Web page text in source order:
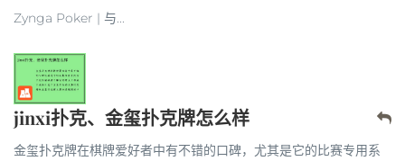
Zynga Poker | 与...
jinxi扑克、金玺扑克牌怎么样
金玺扑克牌在棋牌爱好者中有不错的口碑，尤其是它的比赛专用系